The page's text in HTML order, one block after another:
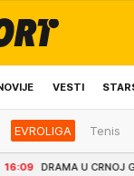
VESTI
REGION
EVROLIGA Tenis
CRNOJ GORI! Tea